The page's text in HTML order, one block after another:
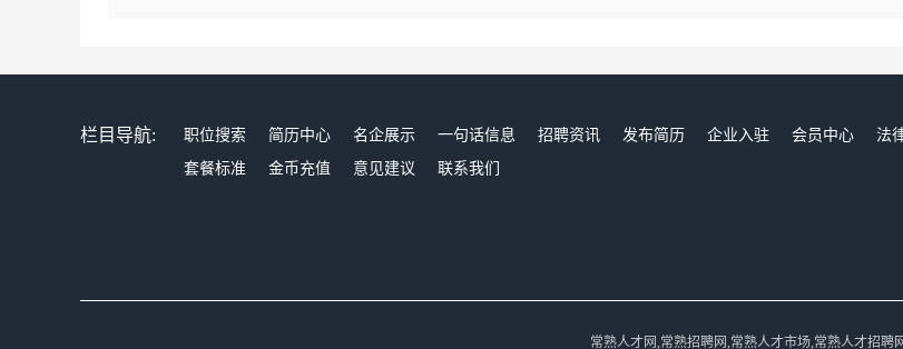
栏目导航: 职位搜索 简历中心 名企展示 一句话信息 招聘资讯 发布简历 企业入驻 会员中心
法
套餐标准
金币充值 意见建议 联系我们
常熟人才网,常熟招聘网,常熟人才市场,常熟人才招聘